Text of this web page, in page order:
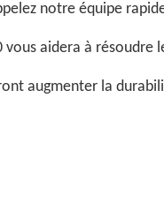
notre équipe
aidera à résoudre
augmenter la